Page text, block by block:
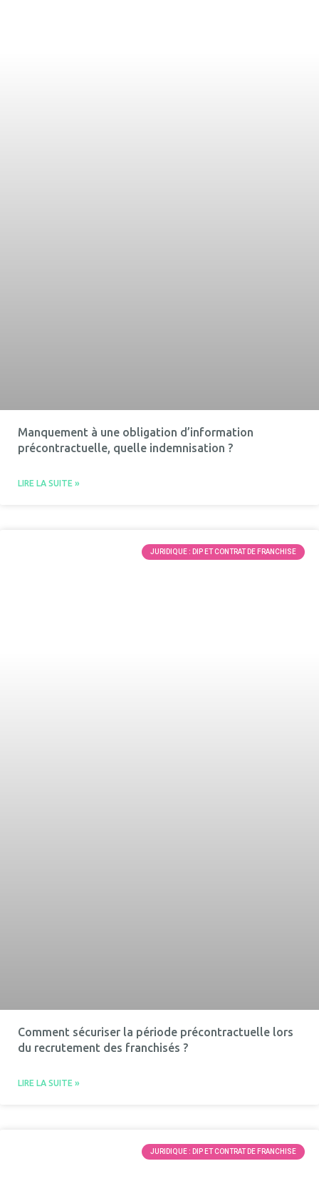
Manquement à une obligation d’information
précontractuelle, quelle indemnisation ?
LIRE LA SUITE »
JURIDIQUE : DIP ET CONTRAT DE FRANCHISE
Comment sécuriser la période précontractuelle lors
du recrutement des franchisés ?
LIRE LA SUITE »
JURIDIQUE : DIP ET CONTRAT DE FRANCHISE